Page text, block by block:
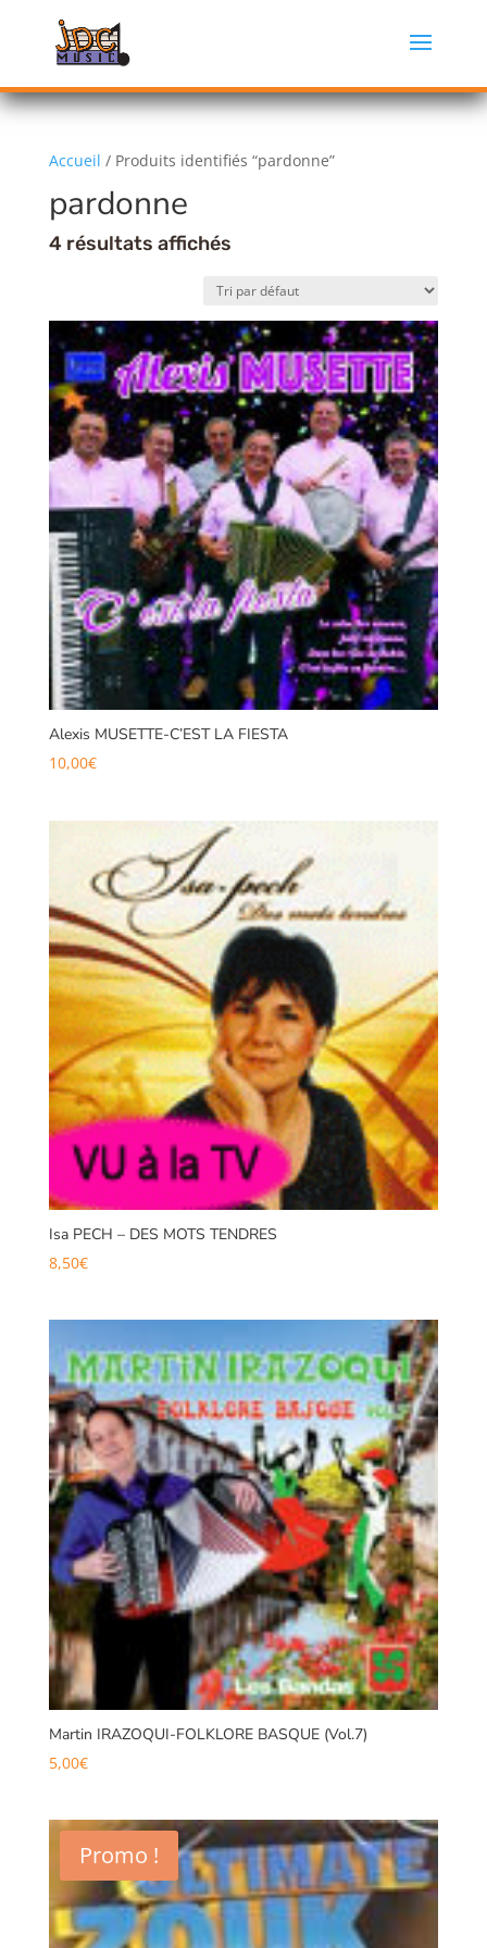
Accueil / Produits identifiés “pardonne”
pardonne
4 résultats affichés
Alexis MUSETTE-C’EST LA FIESTA
10,00€
Isa PECH – DES MOTS TENDRES
8,50€
Martin IRAZOQUI-FOLKLORE BASQUE (Vol.7)
5,00€
Promo !